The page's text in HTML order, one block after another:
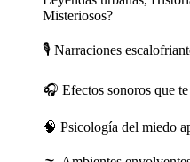
Misteriosos?
🎙️ Narraciones
🎧 Efectos sonoros que
🧠 Psicología del miedo